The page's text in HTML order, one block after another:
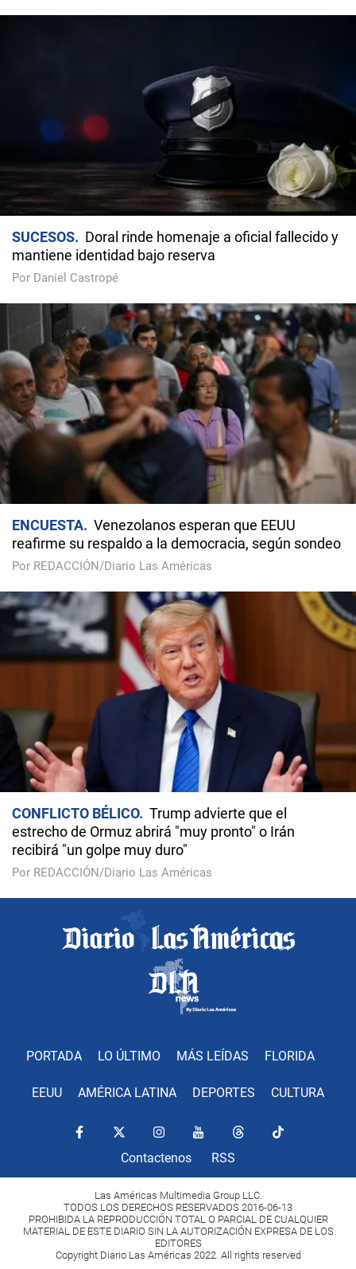
SUCESOS
Doral rinde homenaje a oficial fallecido y
mantiene identidad bajo reserva
Por Daniel Castropé
ENCUESTA
Venezolanos esperan que EEUU
reafirme su respaldo a la democracia, según sondeo
Por REDACCIÓN/Diario Las Américas
CONFLICTO BÉLICO
Trump advierte que el
estrecho de Ormuz abrirá "muy pronto" o Irán
recibirá "un golpe muy duro"
Por REDACCIÓN/Diario Las Américas
PORTADA LO ÚLTIMO MÁS LEÍDAS FLORIDA
EEUU AMÉRICA LATINA DEPORTES CULTURA
Contactenos RSS
Las Américas Multimedia Group LLC.
TODOS LOS DERECHOS RESERVADOS 2016-06-13
PROHIBIDA LA REPRODUCCIÓN TOTAL O PARCIAL DE CUALQUIER
MATERIAL DE ESTE DIARIO SIN LA AUTORIZACIÓN EXPRESA DE LOS
EDITORES
Copyright Diario Las Américas 2022. All rights reserved